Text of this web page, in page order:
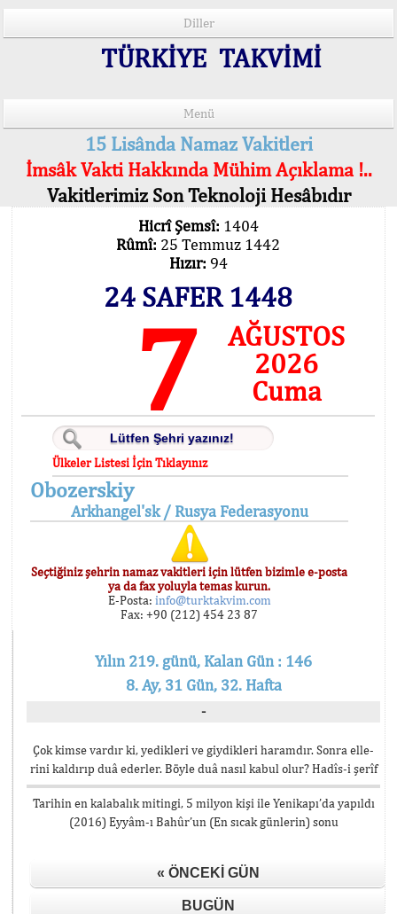
Diller
TÜRKİYE TAKVİMİ
Menü
15 Lisânda Namaz Vakitleri
İmsâk Vakti Hakkında Mühim Açıklama !..
Vakitlerimiz Son Teknoloji Hesâbıdır
Hicrî Şemsî: 1404
Rûmî: 25 Temmuz 1442
Hızır: 94
24 SAFER 1448
7
AĞUSTOS
2026
Cuma
Ülkeler Listesi İçin Tıklayınız
Obozerskiy
Arkhangel'sk / Rusya Federasyonu
Seçtiğiniz şehrin namaz vakitleri için lütfen bizimle e-posta
ya da fax yoluyla temas kurun.
E-Posta: info@turktakvim.com
Fax: +90 (212) 454 23 87
Yılın 219. günü, Kalan Gün : 146
8. Ay, 31 Gün, 32. Hafta
-
Çok kimse vardır ki, yedikleri ve giydikleri haramdır. Sonra elle-
rini kaldırıp duâ ederler. Böyle duâ nasıl kabul olur? Hadîs-i şerîf
Tarihin en kalabalık mitingi, 5 milyon kişi ile Yenikapı’da yapıldı
(2016) Eyyâm-ı Bahûr’un (En sıcak günlerin) sonu
« ÖNCEKI GÜN
BUGÜN